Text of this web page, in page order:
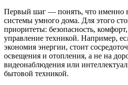
Первый шаг — понять, что именно
системы умного дома. Для этого
приоритеты: безопасность,
управление техникой. Например,
экономия энергии, стоит
освещения и отопления, а не на
видеонаблюдения или
бытовой техникой.